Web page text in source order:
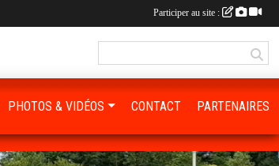
PHOTOS & VIDÉOS CONTACT PARTENAIRES
Participer au site :